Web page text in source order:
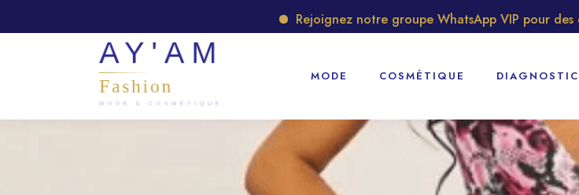
Rejoignez notre groupe WhatsApp VIP pour des
MODE COSMÉTIQUE